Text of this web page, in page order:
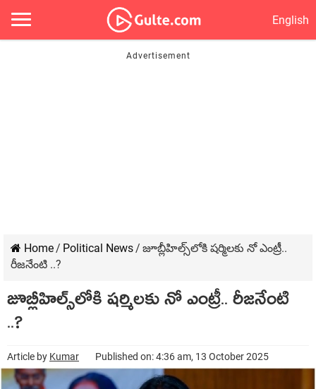
English
Home/ Political News/ జూబ్లీహిల్స్‌లోకి ష‌ర్మిల‌కు నో ఎంట్రీ..
రీజ‌నేంటి ..?
జూబ్లీహిల్స్‌లోకి ష‌ర్మిల‌కు నో ఎంట్రీ.. రీజ‌నేంటి
..?
Article by Kumar Published on: 4:36 am, 13 October 2025